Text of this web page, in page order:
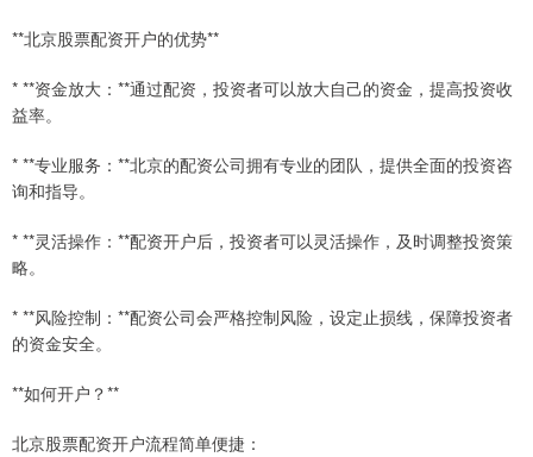
**北京股票配资开户的优势**
* **资金放大：**通过配资，投资者可以放大自己的资金，提高投资收
益率。
* **专业服务：**北京的配资公司拥有专业的团队，提供全面的投资咨
询和指导。
* **灵活操作：**配资开户后，投资者可以灵活操作，及时调整投资策
略。
* **风险控制：**配资公司会严格控制风险，设定止损线，保障投资者
的资金安全。
**如何开户？**
北京股票配资开户流程简单便捷：